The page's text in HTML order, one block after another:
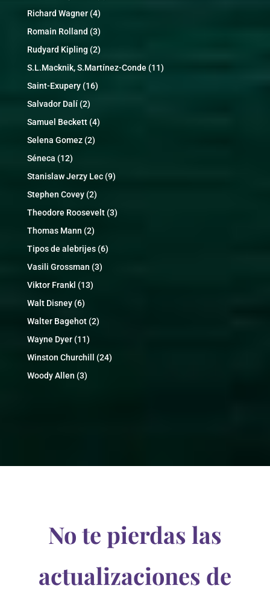
Richard Wagner(4)
Romain Rolland (3)
Rudyard Kipling (2)
S.L.Macknik, S.Martínez-Conde (11)
Saint-Exupery(16)
Salvador Dalí(2)
Samuel Beckett(4)
Selena Gomez(2)
Séneca (12)
Stanislaw Jerzy Lec(9)
Stephen Covey(2)
Theodore Roosevelt(3)
Thomas Mann (2)
Tipos de alebrijes(6)
Vasili Grossman (3)
Viktor Frankl (13)
Walt Disney(6)
Walter Bagehot(2)
Wayne Dyer(11)
Winston Churchill
(24)
Woody Allen (3)
No te pierdas las
actualizaciones de